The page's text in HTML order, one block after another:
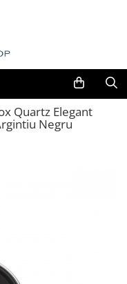
Quartz Elegant
Negru